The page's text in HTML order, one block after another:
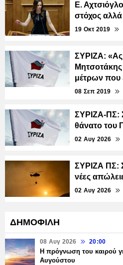
Ε.
στόχος
19 Οκτ 2019
ΣΥΡΙΖΑ: «Ας
μέτρων που
08 Σεπ 2019
ΣΥΡΙΖΑ-ΠΣ:
θάνατο του
02 Αυγ 2026
ΣΥΡΙΖΑ ΠΣ:
νέες
02 Αυγ 2026
ΔΗΜΟΦΙΛΗ
08 Αυγ 2026 20:00
Η πρόγνωση του καιρού
Αυγούστου